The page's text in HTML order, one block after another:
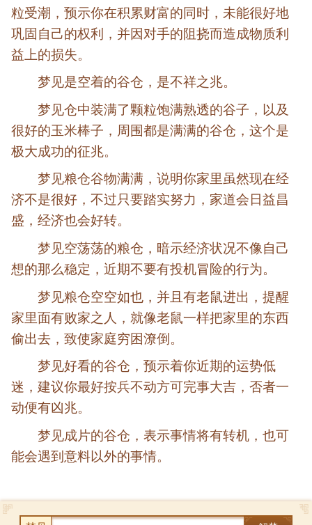
粒受潮，预示你在积累财富的同时，未能很好地
巩固自己的权利，并因对手的阻挠而造成物质利
益上的损失。
梦见是空着的谷仓，是不祥之兆。
梦见仓中装满了颗粒饱满熟透的谷子，以及
很好的玉米棒子，周围都是满满的谷仓，这个是
极大成功的征兆。
梦见粮仓谷物满满，说明你家里虽然现在经
济不是很好，不过只要踏实努力，家道会日益昌
盛，经济也会好转。
梦见空荡荡的粮仓，暗示经济状况不像自己
想的那么稳定，近期不要有投机冒险的行为。
梦见粮仓空空如也，并且有老鼠进出，提醒
家里面有败家之人，就像老鼠一样把家里的东西
偷出去，致使家庭穷困潦倒。
梦见好看的谷仓，预示着你近期的运势低
迷，建议你最好按兵不动方可完事大吉，否者一
动便有凶兆。
梦见成片的谷仓，表示事情将有转机，也可
能会遇到意料以外的事情。